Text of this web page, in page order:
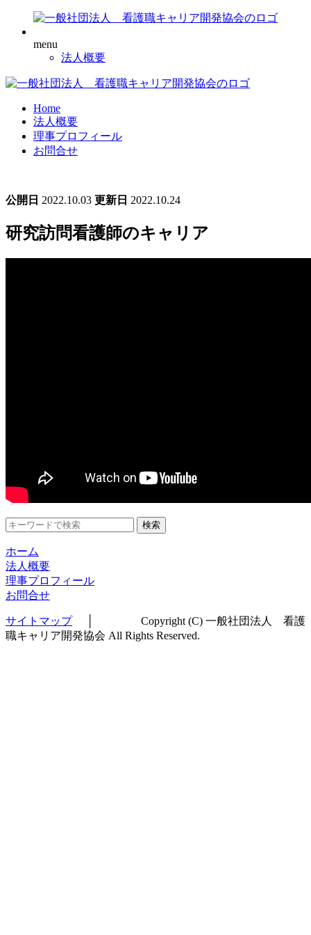
menu
法人概要
Home
法人概要
理事プロフィール
お問合せ
公開日 2022.10.03 更新日 2022.10.24
研究訪問看護師のキャリア
検索
ホーム
法人概要
理事プロフィール
お問合せ
サイトマップ│ Copyright (C) 一般社団法人 看護
職キャリア開発協会 All Rights Reserved.